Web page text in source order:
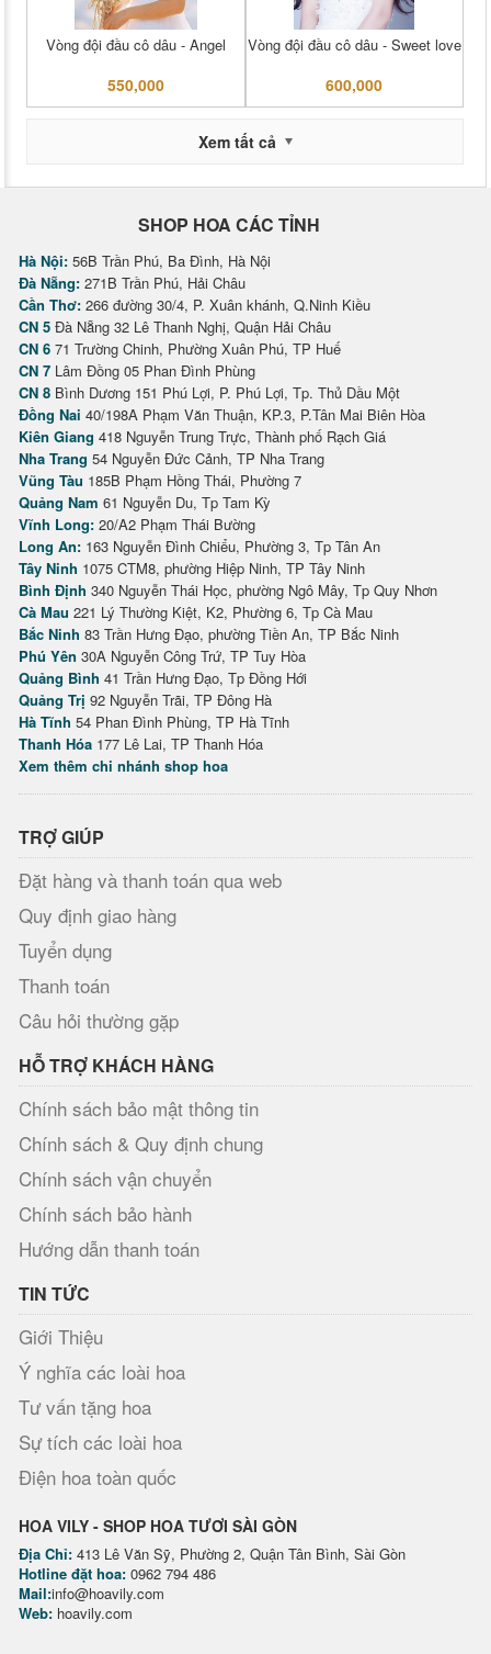
Vòng đội đầu cô dâu - Angel
550,000
Vòng đội đầu cô dâu - Sweet love
600,000
Xem tất cả
SHOP HOA CÁC TỈNH
Hà Nội: 56B Trần Phú, Ba Đình, Hà Nội
Đà Nẵng: 271B Trần Phú, Hải Châu
Cần Thơ: 266 đường 30/4, P. Xuân khánh, Q.Ninh Kiều
CN 5 Đà Nẵng 32 Lê Thanh Nghị, Quận Hải Châu
CN 6 71 Trường Chinh, Phường Xuân Phú, TP Huế
CN 7 Lâm Đồng 05 Phan Đình Phùng
CN 8 Bình Dương 151 Phú Lợi, P. Phú Lợi, Tp. Thủ Dầu Một
Đồng Nai 40/198A Phạm Văn Thuận, KP.3, P.Tân Mai Biên Hòa
Kiên Giang 418 Nguyễn Trung Trực, Thành phố Rạch Giá
Nha Trang 54 Nguyễn Đức Cảnh, TP Nha Trang
Vũng Tàu 185B Phạm Hồng Thái, Phường 7
Quảng Nam 61 Nguyễn Du, Tp Tam Kỳ
Vĩnh Long: 20/A2 Phạm Thái Bường
Long An: 163 Nguyễn Đình Chiểu, Phường 3, Tp Tân An
Tây Ninh 1075 CTM8, phường Hiệp Ninh, TP Tây Ninh
Bình Định 340 Nguyễn Thái Học, phường Ngô Mây, Tp Quy Nhơn
Cà Mau 221 Lý Thường Kiệt, K2, Phường 6, Tp Cà Mau
Bắc Ninh 83 Trần Hưng Đạo, phường Tiền An, TP Bắc Ninh
Phú Yên 30A Nguyễn Công Trứ, TP Tuy Hòa
Quảng Bình 41 Trần Hưng Đạo, Tp Đồng Hới
Quảng Trị 92 Nguyễn Trãi, TP Đông Hà
Hà Tĩnh 54 Phan Đình Phùng, TP Hà Tĩnh
Thanh Hóa 177 Lê Lai, TP Thanh Hóa
Xem thêm chi nhánh shop hoa
TRỢ GIÚP
Đặt hàng và thanh toán qua web
Quy định giao hàng
Tuyển dụng
Thanh toán
Câu hỏi thường gặp
HỖ TRỢ KHÁCH HÀNG
Chính sách bảo mật thông tin
Chính sách & Quy định chung
Chính sách vận chuyển
Chính sách bảo hành
Hướng dẫn thanh toán
TIN TỨC
Giới Thiệu
Ý nghĩa các loài hoa
Tư vấn tặng hoa
Sự tích các loài hoa
Điện hoa toàn quốc
HOA VILY - SHOP HOA TƯƠI SÀI GÒN
Địa Chỉ: 413 Lê Văn Sỹ, Phường 2, Quận Tân Bình, Sài Gòn
Hotline đặt hoa: 0962 794 486
Mail:info@hoavily.com
Web: hoavily.com